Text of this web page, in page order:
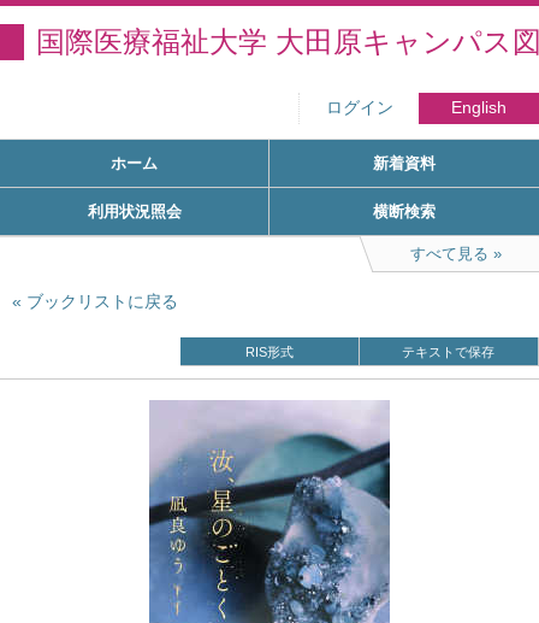
国際医療福祉大学 大田原キャンパス
ログイン English
ホーム 新着資料
利用状況照会 横断検索
すべて見る
ブックリストに戻る
RIS形式 テキストで保存